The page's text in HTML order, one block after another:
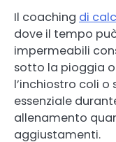
Il coaching di
dove il tempo
impermeabili
sotto la pioggia
l’inchiostro coli
essenziale
allenamento
aggiustamenti.